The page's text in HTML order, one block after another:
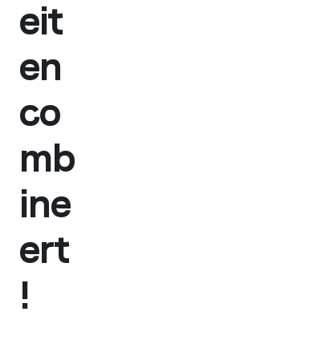
eit
en
co
mb
ine
ert
!